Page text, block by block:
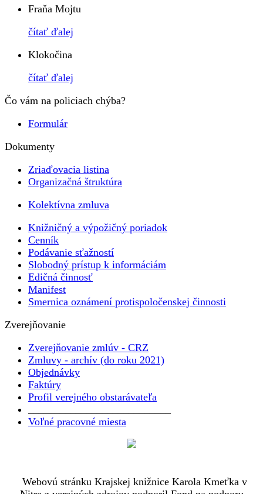
Fraňa Mojtu
čítať ďalej
Klokočina
čítať ďalej
Čo vám na policiach chýba?
Formulár
Dokumenty
Zriaďovacia listina
Organizačná štruktúra
Kolektívna zmluva
Knižničný a výpožičný poriadok
Cenník
Podávanie sťažností
Slobodný prístup k informáciám
Edičná činnosť
Manifest
Smernica oznámení protispoločenskej činnosti
Zverejňovanie
Zverejňovanie zmlúv - CRZ
Zmluvy - archív (do roku 2021)
Objednávky
Faktúry
Profil verejného obstarávateľa
Voľné pracovné miesta
Webovú stránku Krajskej knižnice Karola Kmeťka v